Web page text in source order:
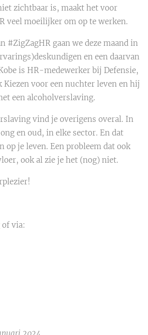
zichtbaar is, maakt het voor
veel moeilijker om op te werken.
#ZigZagHR gaan we deze maand in
en een daarvan
is HR-medewerker bij Defensie,
Kiezen voor een nuchter leven en hij
een alcoholverslaving.
vind je overigens overal. In
en oud, in elke sector. En dat
op je leven. Een probleem dat ook
ook al zie je het (nog) niet.
of via: